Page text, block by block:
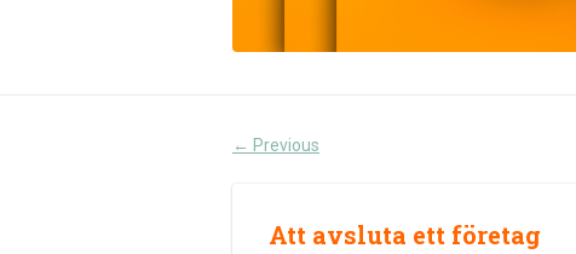
← Previous
Att avsluta ett företag